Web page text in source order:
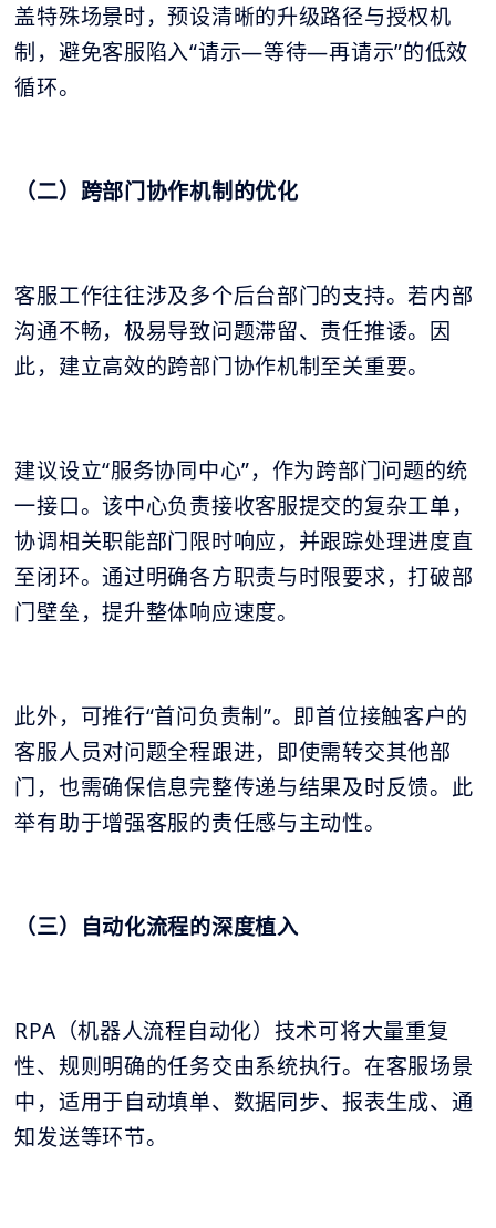
盖特殊场景时，预设清晰的升级路径与授权机
制，避免客服陷入“请示—等待—再请示”的低效
循环。
（二）跨部门协作机制的优化
客服工作往往涉及多个后台部门的支持。若内部
沟通不畅，极易导致问题滞留、责任推诿。因
此，建立高效的跨部门协作机制至关重要。
建议设立“服务协同中心”，作为跨部门问题的统
一接口。该中心负责接收客服提交的复杂工单，
协调相关职能部门限时响应，并跟踪处理进度直
至闭环。通过明确各方职责与时限要求，打破部
门壁垒，提升整体响应速度。
此外，可推行“首问负责制”。即首位接触客户的
客服人员对问题全程跟进，即使需转交其他部
门，也需确保信息完整传递与结果及时反馈。此
举有助于增强客服的责任感与主动性。
（三）自动化流程的深度植入
RPA（机器人流程自动化）技术可将大量重复
性、规则明确的任务交由系统执行。在客服场景
中，适用于自动填单、数据同步、报表生成、通
知发送等环节。